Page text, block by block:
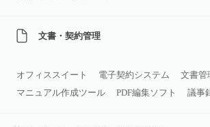
文書・契約管理
オフィススイート 電子契約システム
文書管
マニュアル作成ツール
PDF編集ソフト 議事